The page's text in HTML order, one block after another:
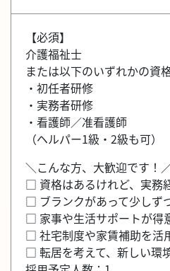
【必須】
介護福祉士
または以下のいずれかの資
・初任者研修
・実務者研修
・看護師／准看護師
（ヘルパー1級・2級も可）
＼こんな方、大歓迎です！
□ 資格はあるけれど、実務
□ ブランクがあって少しず
□ 家事や生活サポートが得
□ 社宅制度や家賃補助を活
□ 転居を考えて、新しい環